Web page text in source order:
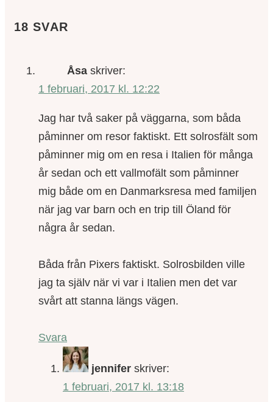
18 SVAR
Åsa skriver:
1 februari, 2017 kl. 12:22
Jag har två saker på väggarna, som båda
påminner om resor faktiskt. Ett solrosfält som
påminner mig om en resa i Italien för många
år sedan och ett vallmofält som påminner
mig både om en Danmarksresa med familjen
när jag var barn och en trip till Öland för
några år sedan.
Båda från Pixers faktiskt. Solrosbilden ville
jag ta själv när vi var i Italien men det var
svårt att stanna längs vägen.
Svara
jennifer skriver:
1 februari, 2017 kl. 13:18